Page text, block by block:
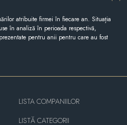
atribuite firmei în fiecare an. Situația
în analiză în perioada respectivă,
pentru anii pentru care au fost
LISTA COMPANIILOR
LISTĂ CATEGORII